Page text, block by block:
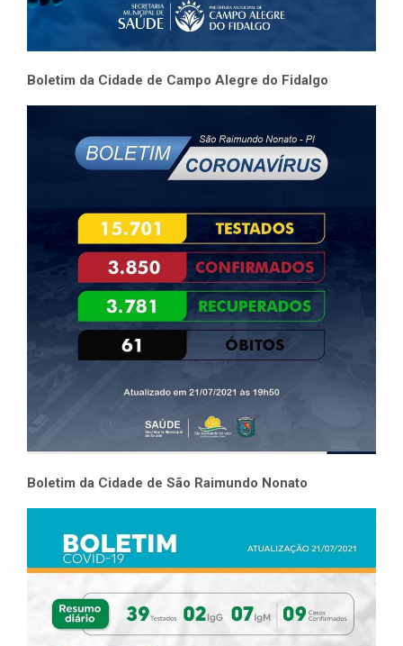
Boletim da Cidade de Campo Alegre do Fidalgo
Boletim da Cidade de São Raimundo Nonato